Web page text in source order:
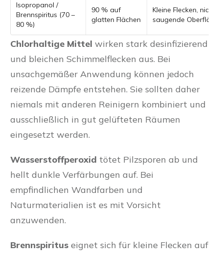
Isopropanol /
Brennspiritus (70 –
80 %)
90 % auf
glatten Flächen
Kleine Flecken, nicht
saugende
Chlorhaltige Mittel wirken stark desinfizierend
und bleichen Schimmelflecken aus. Bei
unsachgemäßer Anwendung können jedoch
reizende Dämpfe entstehen. Sie sollten daher
niemals mit anderen Reinigern kombiniert und
ausschließlich in gut gelüfteten Räumen
eingesetzt werden.
Wasserstoffperoxid tötet Pilzsporen ab und
hellt dunkle Verfärbungen auf. Bei
empfindlichen Wandfarben und
Naturmaterialien ist es mit Vorsicht
anzuwenden.
Brennspiritus eignet sich für kleine Flecken auf